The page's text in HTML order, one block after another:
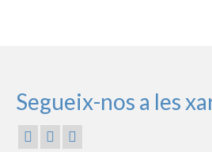
Segueix-nos a les